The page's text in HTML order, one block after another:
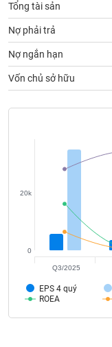
Tổng tài sản
Nợ phải trả
Nợ ngắn hạn
Vốn chủ sở hữu
EPS 4 quý
ROEA
0
20k
Q3/2025
Truyền
thông
tài
chính